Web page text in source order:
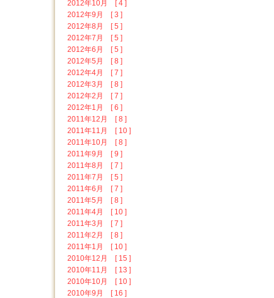
2012年10月 [ 4 ]
2012年9月 [ 3 ]
2012年8月 [ 5 ]
2012年7月 [ 5 ]
2012年6月 [ 5 ]
2012年5月 [ 8 ]
2012年4月 [ 7 ]
2012年3月 [ 8 ]
2012年2月 [ 7 ]
2012年1月 [ 6 ]
2011年12月 [ 8 ]
2011年11月 [ 10 ]
2011年10月 [ 8 ]
2011年9月 [ 9 ]
2011年8月 [ 7 ]
2011年7月 [ 5 ]
2011年6月 [ 7 ]
2011年5月 [ 8 ]
2011年4月 [ 10 ]
2011年3月 [ 7 ]
2011年2月 [ 8 ]
2011年1月 [ 10 ]
2010年12月 [ 15 ]
2010年11月 [ 13 ]
2010年10月 [ 10 ]
2010年9月 [ 16 ]